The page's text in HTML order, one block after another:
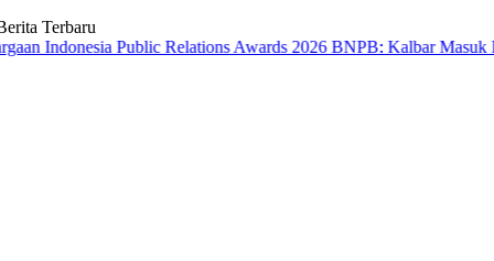
Terbaru
Public Relations Awards 2026 BNPB: Kalbar Masuk Prioritas